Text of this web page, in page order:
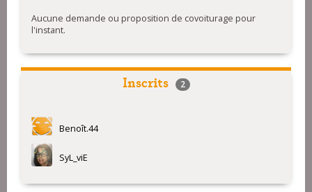
Aucune demande ou proposition de covoiturage pour
l'instant.
Inscrits 2
Benoît.44
SyL_viE